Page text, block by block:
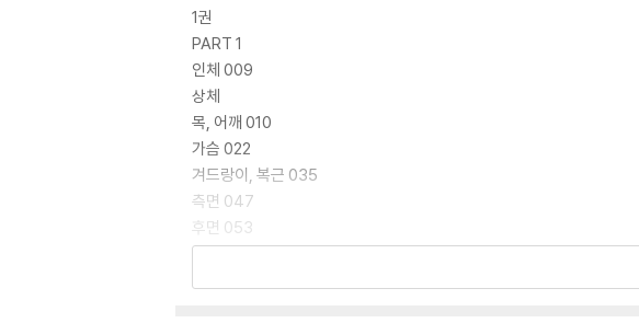
1권
PART 1
인체 009
상체
목, 어깨 010
가슴 022
겨드랑이, 복근 035
측면 047
후면 053
팔, 손 056